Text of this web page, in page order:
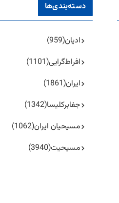
دسته‌بندی‌ها
ادیان(959)
افراط‌گرایی(1101)
ایران(1861)
جفا‌بر‌کلیسا(1342)
مسیحیان ایران(1062)
مسیحیت(3940)